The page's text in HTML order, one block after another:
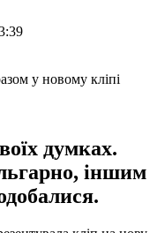
думках.
іншим